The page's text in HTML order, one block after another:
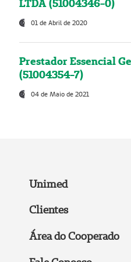
LTDA (51004346-0)
01 de Abril de 2020
Prestador Essencial
(51004354-7)
04 de Maio de 2021
Unimed
Clientes
Área do Cooperado